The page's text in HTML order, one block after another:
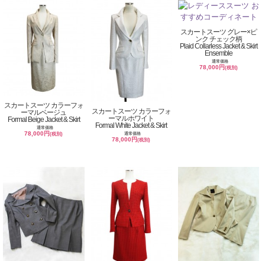
スカートスーツ カラーフォ
ーマルベージュ
Formal Beige Jacket & Skirt
通常価格
78,000円(税別)
スカートスーツ カラーフォ
ーマルホワイト
Formal White Jacket & Skirt
通常価格
78,000円(税別)
スカートスーツ グレー×ピ
ンク チェック柄
Plaid Collarless Jacket & Skirt
Ensemble
通常価格
78,000円(税別)